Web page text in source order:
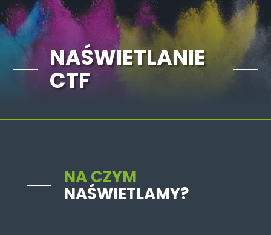
NAŚWIETLANIE
CTF
NA CZYM
NAŚWIETLAMY?